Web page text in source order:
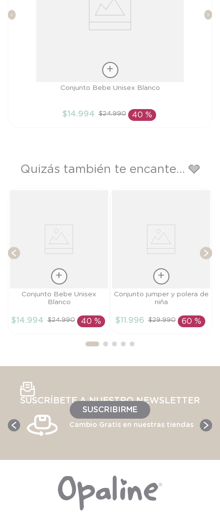
AÑADIR AL CARRITO
Conjunto Bebe Unisex Blanco
$14.994 $24.990 40 %
Quizás también te encante... 🩶
Talla
AÑADIR AL
Conjunto Bebe Unisex
Blanco
$14.994 $24.990 40 %
Talla
AÑADIR AL
Conjunto jumper y polera de
niña
$11 .996 $29.990 60 %
SUSCRÍBETE A NUESTRO NEWSLETTER
SUSCRIBIRME
Cambio Gratis en nuestras tiendas